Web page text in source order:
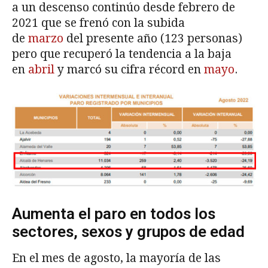
a un descenso continúo desde febrero de
2021 que se frenó con la subida
de marzo del presente año (123 personas)
pero que recuperó la tendencia a la baja
en abrily marcó su cifra récord en mayo.
Aumenta el paro en todos los
sectores, sexos y grupos de edad
En el mes de agosto, la mayoría de las